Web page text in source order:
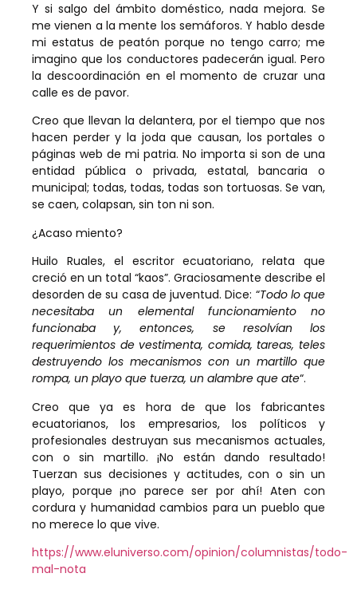
Y si salgo del ámbito doméstico, nada mejora. Se
me vienen a la mente los semáforos. Y hablo desde
mi estatus de peatón porque no tengo carro; me
imagino que los conductores padecerán igual. Pero
la descoordinación en el momento de cruzar una
calle es de pavor.
Creo que llevan la delantera, por el tiempo que nos
hacen perder y la joda que causan, los portales o
páginas web de mi patria. No importa si son de una
entidad pública o privada, estatal, bancaria o
municipal; todas, todas, todas son tortuosas. Se van,
se caen, colapsan, sin ton ni son.
¿Acaso miento?
Huilo Ruales, el escritor ecuatoriano, relata que
creció en un total “kaos”. Graciosamente describe el
desorden de su casa de juventud. Dice: “Todo lo que
necesitaba un elemental funcionamiento no
funcionaba y, entonces, se resolvían los
requerimientos de vestimenta, comida, tareas, teles
destruyendo los mecanismos con un martillo que
rompa, un playo que tuerza, un alambre que ate“.
Creo que ya es hora de que los fabricantes
ecuatorianos, los empresarios, los políticos y
profesionales destruyan sus mecanismos actuales,
con o sin martillo. ¡No están dando resultado!
Tuerzan sus decisiones y actitudes, con o sin un
playo, porque ¡no parece ser por ahí! Aten con
cordura y humanidad cambios para un pueblo que
no merece lo que vive.
https://www.eluniverso.com/opinion/columnistas/todo-
mal-nota